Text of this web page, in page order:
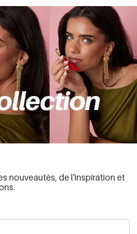
nouveautés, de l’inspiration et